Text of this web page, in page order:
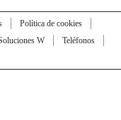
Política de cookies
W
Teléfonos